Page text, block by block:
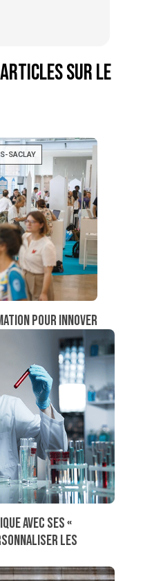
articles sur le
SACLAY
pour innover
avec ses «
les